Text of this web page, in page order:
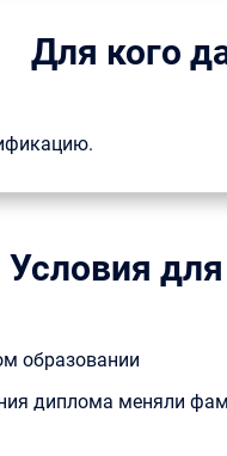
Для кого
Условия
образовании
диплома меняли